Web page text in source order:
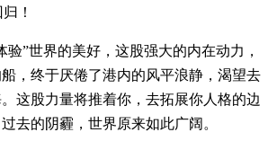
！
验”世界的美好，这股强大的内在动力，
，终于厌倦了港内的风平浪静，渴望去
这股力量将推着你，去拓展你人格的边
去的阴霾，世界原来如此广阔。